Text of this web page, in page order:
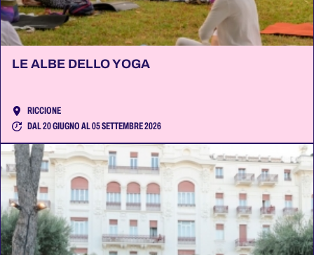
LE ALBE DELLO YOGA
RICCIONE
DAL 20 GIUGNO AL 05 SETTEMBRE 2026